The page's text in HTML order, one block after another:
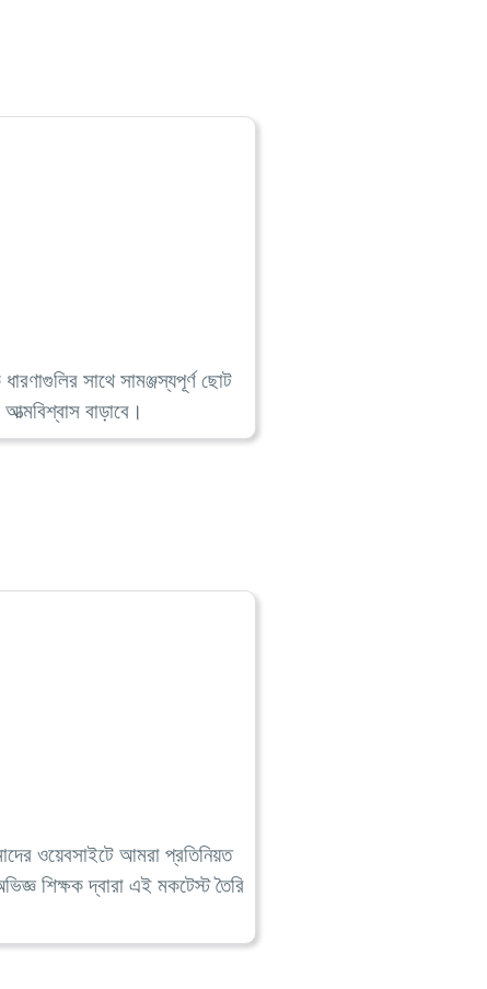
সাথে সামঞ্জস্যপূর্ণ ছোট
বাড়াবে।
ওয়েবসাইটে আমরা প্রতিনিয়ত
শিক্ষক দ্বারা এই মকটেস্ট তৈরি